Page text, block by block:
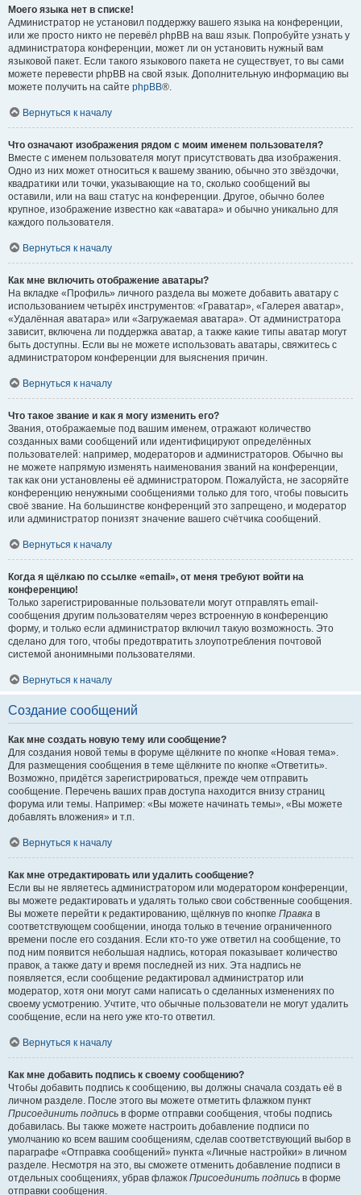
Моего языка нет в списке!
Администратор не установил поддержку вашего языка на конференции,
или же просто никто не перевёл phpBB на ваш язык. Попробуйте узнать у
администратора конференции, может ли он установить нужный вам
языковой пакет. Если такого языкового пакета не существует, то вы сами
можете перевести phpBB на свой язык. Дополнительную информацию вы
можете получить на сайте phpBB®.
Вернуться к началу
Что означают изображения рядом с моим именем пользователя?
Вместе с именем пользователя могут присутствовать два изображения.
Одно из них может относиться к вашему званию, обычно это звёздочки,
квадратики или точки, указывающие на то, сколько сообщений вы
оставили, или на ваш статус на конференции. Другое, обычно более
крупное, изображение известно как «аватара» и обычно уникально для
каждого пользователя.
Вернуться к началу
Как мне включить отображение аватары?
На вкладке «Профиль» личного раздела вы можете добавить аватару с
использованием четырёх инструментов: «Граватар», «Галерея аватар»,
«Удалённая аватара» или «Загружаемая аватара». От администратора
зависит, включена ли поддержка аватар, а также какие типы аватар могут
быть доступны. Если вы не можете использовать аватары, свяжитесь с
администратором конференции для выяснения причин.
Вернуться к началу
Что такое звание и как я могу изменить его?
Звания, отображаемые под вашим именем, отражают количество
созданных вами сообщений или идентифицируют определённых
пользователей: например, модераторов и администраторов. Обычно вы
не можете напрямую изменять наименования званий на конференции,
так как они установлены её администратором. Пожалуйста, не засоряйте
конференцию ненужными сообщениями только для того, чтобы повысить
своё звание. На большинстве конференций это запрещено, и модератор
или администратор понизят значение вашего счётчика сообщений.
Вернуться к началу
Когда я щёлкаю по ссылке «email», от меня требуют войти на
конференцию!
Только зарегистрированные пользователи могут отправлять email-
сообщения другим пользователям через встроенную в конференцию
форму, и только если администратор включил такую возможность. Это
сделано для того, чтобы предотвратить злоупотребления почтовой
системой анонимными пользователями.
Вернуться к началу
Создание сообщений
Как мне создать новую тему или сообщение?
Для создания новой темы в форуме щёлкните по кнопке «Новая тема».
Для размещения сообщения в теме щёлкните по кнопке «Ответить».
Возможно, придётся зарегистрироваться, прежде чем отправить
сообщение. Перечень ваших прав доступа находится внизу страниц
форума или темы. Например: «Вы можете начинать темы», «Вы можете
добавлять вложения» и т.п.
Вернуться к началу
Как мне отредактировать или удалить сообщение?
Если вы не являетесь администратором или модератором конференции,
вы можете редактировать и удалять только свои собственные сообщения.
Вы можете перейти к редактированию, щёлкнув по кнопке Правка в
соответствующем сообщении, иногда только в течение ограниченного
времени после его создания. Если кто-то уже ответил на сообщение, то
под ним появится небольшая надпись, которая показывает количество
правок, а также дату и время последней из них. Эта надпись не
появляется, если сообщение редактировал администратор или
модератор, хотя они могут сами написать о сделанных изменениях по
своему усмотрению. Учтите, что обычные пользователи не могут удалить
сообщение, если на него уже кто-то ответил.
Вернуться к началу
Как мне добавить подпись к своему сообщению?
Чтобы добавить подпись к сообщению, вы должны сначала создать её в
личном разделе. После этого вы можете отметить флажком пункт
Присоединить подпись в форме отправки сообщения, чтобы подпись
добавилась. Вы также можете настроить добавление подписи по
умолчанию ко всем вашим сообщениям, сделав соответствующий выбор в
параграфе «Отправка сообщений» пункта «Личные настройки» в личном
разделе. Несмотря на это, вы сможете отменить добавление подписи в
отдельных сообщениях, убрав флажок Присоединить подпись в форме
отправки сообщения.